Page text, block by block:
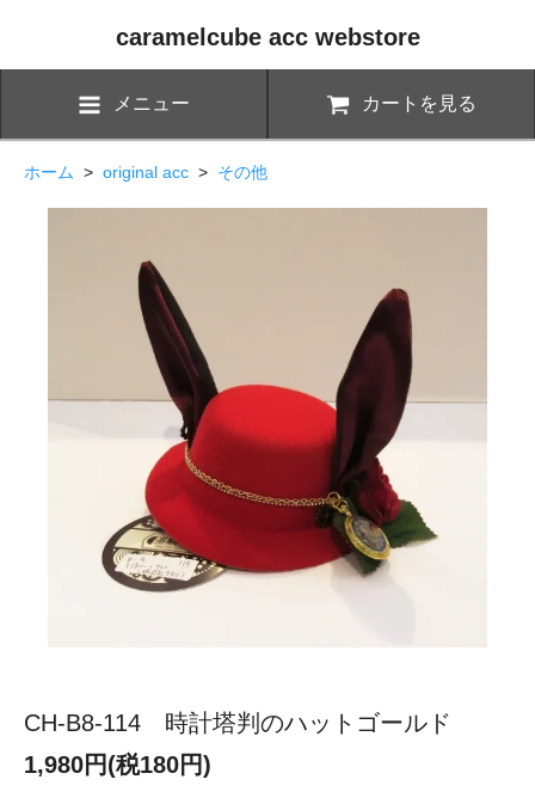
caramelcube acc webstore
メニュー カートを見る
ホーム > original acc > その他
CH-B8-114 時計塔判のハットゴールド
1,980円(税180円)